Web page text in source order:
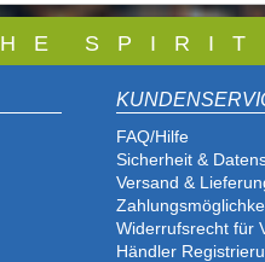
H E S P I R I
FAQ/Hilfe
Sicherheit &
Versand &
Widerrufsrecht für
Händler